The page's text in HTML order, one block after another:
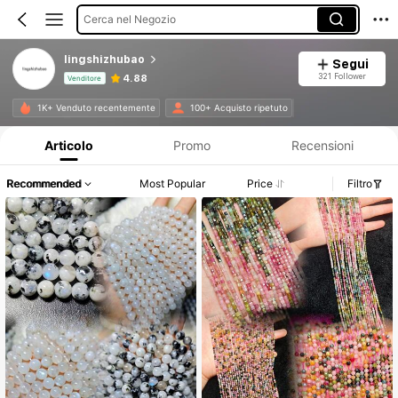
Cerca nel Negozio
lingshizhubao
Venditore 4.88
Segui
321 Follower
1K+ Venduto recentemente 100+ Acquisto ripetuto
Articolo Promo Recensioni
Recommended Most Popular Price Filtro